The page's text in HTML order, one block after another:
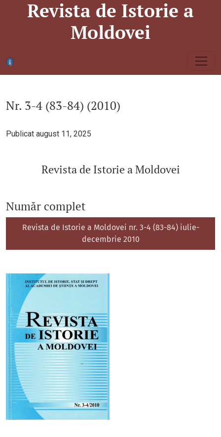
Nr. 3-4 (83-84) (2010): Revista de Istorie a Moldovei
Revista de Istorie a
Moldovei
Nr. 3-4 (83-84) (2010)
Publicat august 11, 2025
Revista de Istorie a Moldovei
Număr complet
Revista de Istorie a Moldovei nr. 3-4 (83-84) iulie-
decembrie 2010